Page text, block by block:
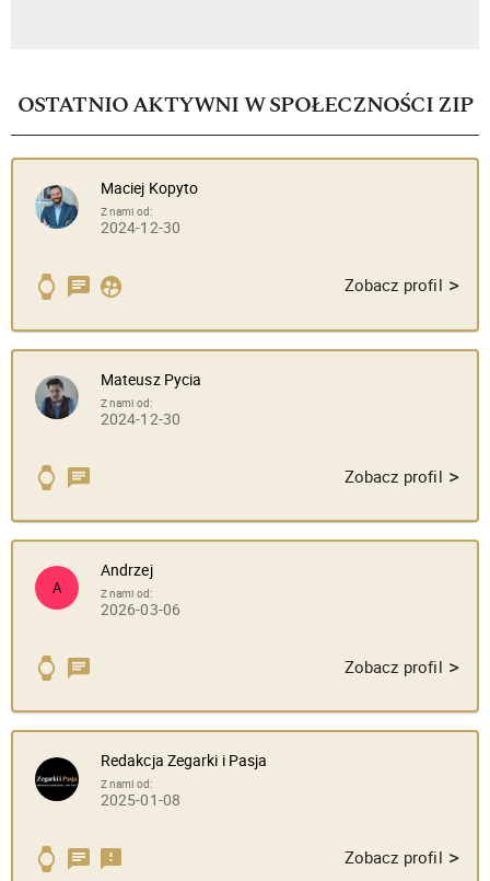
OSTATNIO AKTYWNI W SPOŁECZNOŚCI ZIP
Maciej Kopyto
Z nami od:
2024-12-30
Zobacz profil >
Mateusz Pycia
Z nami od:
2024-12-30
Zobacz profil >
A
Andrzej
Z nami od:
2026-03-06
Zobacz profil >
Redakcja Zegarki i Pasja
Z nami od:
2025-01-08
Zobacz profil >